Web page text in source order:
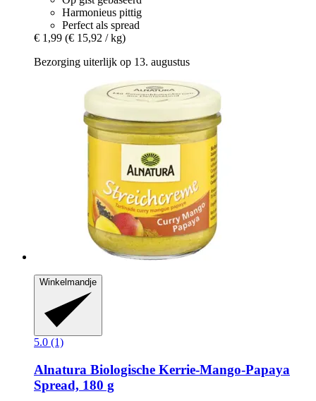
Harmonieus pittig
Perfect als spread
€ 1,99 (€ 15,92 / kg)
Bezorging uiterlijk op 13. augustus
Winkelmandje
5.0 (1)
Alnatura Biologische Kerrie-​Mango-​Papaya
Spread, 180 g